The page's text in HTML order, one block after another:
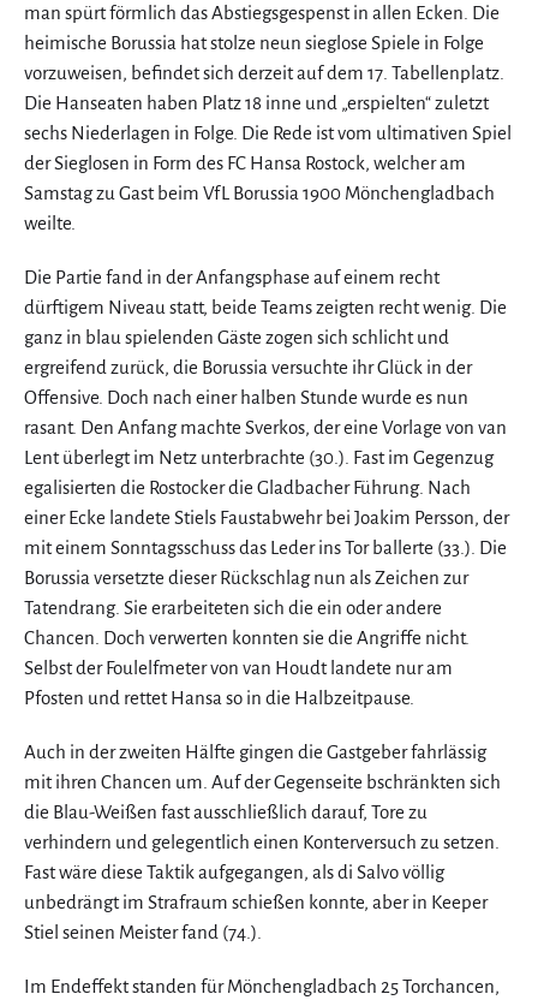
man spürt förmlich das Abstiegsgespenst in allen Ecken. Die
heimische Borussia hat stolze neun sieglose Spiele in Folge
vorzuweisen, befindet sich derzeit auf dem 17. Tabellenplatz.
Die Hanseaten haben Platz 18 inne und „erspielten“ zuletzt
sechs Niederlagen in Folge. Die Rede ist vom ultimativen Spiel
der Sieglosen in Form des FC Hansa Rostock, welcher am
Samstag zu Gast beim VfL Borussia 1900 Mönchengladbach
weilte.
Die Partie fand in der Anfangsphase auf einem recht
dürftigem Niveau statt, beide Teams zeigten recht wenig. Die
ganz in blau spielenden Gäste zogen sich schlicht und
ergreifend zurück, die Borussia versuchte ihr Glück in der
Offensive. Doch nach einer halben Stunde wurde es nun
rasant. Den Anfang machte Sverkos, der eine Vorlage von van
Lent überlegt im Netz unterbrachte (30.). Fast im Gegenzug
egalisierten die Rostocker die Gladbacher Führung. Nach
einer Ecke landete Stiels Faustabwehr bei Joakim Persson, der
mit einem Sonntagsschuss das Leder ins Tor ballerte (33.). Die
Borussia versetzte dieser Rückschlag nun als Zeichen zur
Tatendrang. Sie erarbeiteten sich die ein oder andere
Chancen. Doch verwerten konnten sie die Angriffe nicht.
Selbst der Foulelfmeter von van Houdt landete nur am
Pfosten und rettet Hansa so in die Halbzeitpause.
Auch in der zweiten Hälfte gingen die Gastgeber fahrlässig
mit ihren Chancen um. Auf der Gegenseite bschränkten sich
die Blau-Weißen fast ausschließlich darauf, Tore zu
verhindern und gelegentlich einen Konterversuch zu setzen.
Fast wäre diese Taktik aufgegangen, als di Salvo völlig
unbedrängt im Strafraum schießen konnte, aber in Keeper
Stiel seinen Meister fand (74.).
Im Endeffekt standen für Mönchengladbach 25 Torchancen,